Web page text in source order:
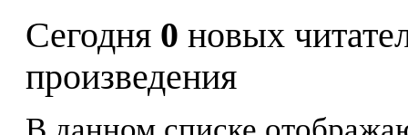
Сегодня 0 новых
произведения